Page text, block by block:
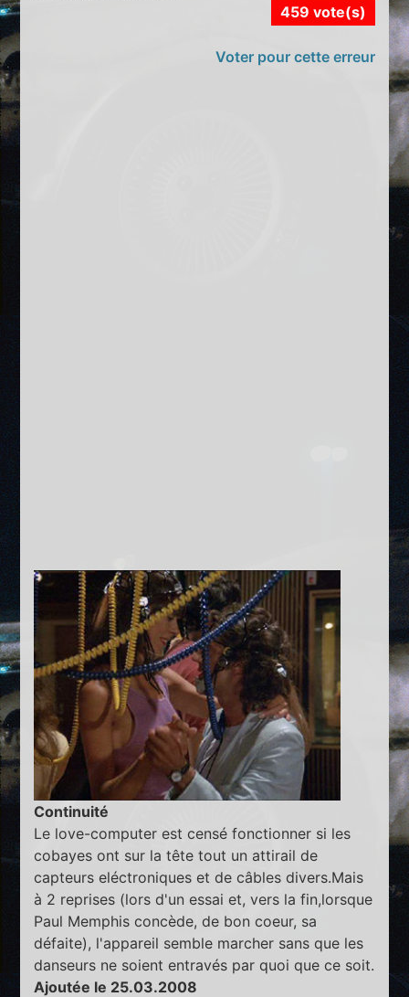
459 vote(s)
Voter pour cette erreur
Continuité
Le love-computer est censé fonctionner si les
cobayes ont sur la tête tout un attirail de
capteurs eléctroniques et de câbles divers.Mais
à 2 reprises (lors d'un essai et, vers la fin,lorsque
Paul Memphis concède, de bon coeur, sa
défaite), l'appareil semble marcher sans que les
danseurs ne soient entravés par quoi que ce soit.
Ajoutée le 25.03.2008